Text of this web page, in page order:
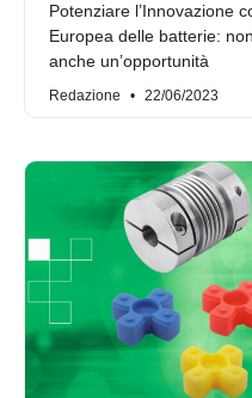
Potenziare l’Innovazione
Europea delle batterie:
anche un’opportunità
Redazione 22/06/2023